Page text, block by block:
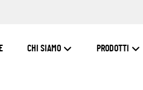
CHI SIAMO PRODOTTI